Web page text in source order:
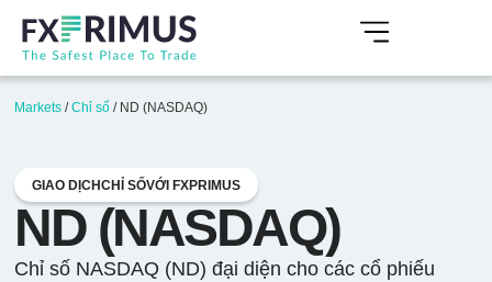
GIAO DỊCHCHỈ SỐVỚI FXPRIMUS
ND (NASDAQ)
Chỉ số NASDAQ (ND) đại diện cho các cổ phiếu
Markets /Chỉ số / ND (NASDAQ)